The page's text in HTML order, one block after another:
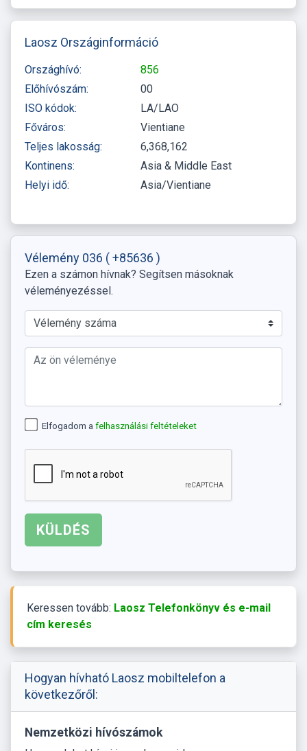
Laosz Országinformáció
Országhívó:
856
Előhívószám:
00
ISO kódok:
LA/LAO
Főváros:
Vientiane
Teljes lakosság:
6,368,162
Kontinens:
Asia & Middle East
Helyi idő:
Asia/Vientiane
Vélemény 036 ( +85636 )
Ezen a számon hívnak? Segítsen másoknak
véleményezéssel.
Elfogadom a felhasználási feltételeket
Keressen tovább: Laosz Telefonkönyv és e-mail
cím keresés
Hogyan hívható Laosz mobiltelefon a
következőről:
Nemzetközi hívószámok